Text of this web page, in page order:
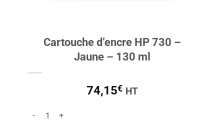
Cartouche d’encre HP 730 –
Jaune – 130 ml
74,15€ HT
quantité de Cartouche d'encre HP 730 - Jaune - 130 ml